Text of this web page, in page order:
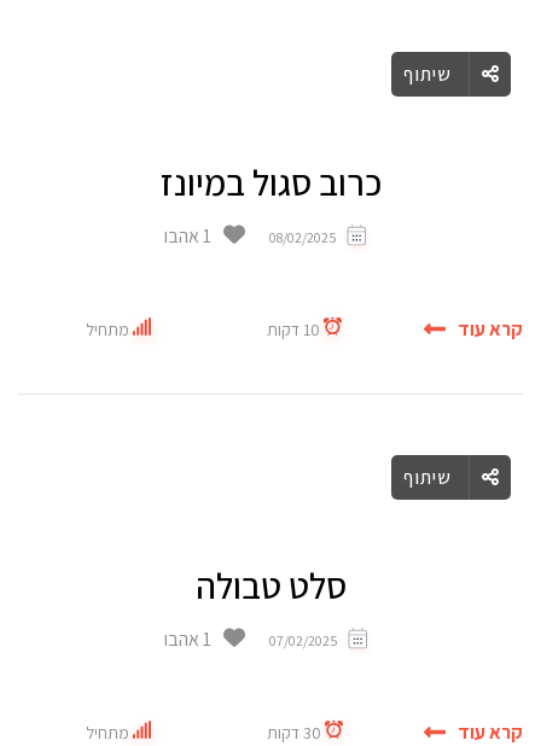
כרוב סגול במיונז
08/02/2025 1 אהבו
קרא עוד 10 דקות מתחיל
סלט טבולה
07/02/2025 1 אהבו
קרא עוד 30 דקות מתחיל